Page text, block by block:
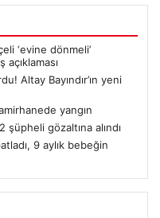
‘evine dönmeli’
Altay Bayındır’ın yeni
yangın
şüpheli gözaltına alındı
9 aylık bebeğin